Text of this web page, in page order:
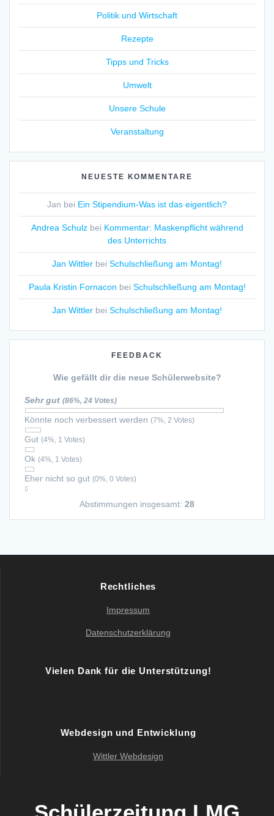
Politik und Wirtschaft
Rezepte
Tipps und Tricks
Umwelt
Unsere Schule
Veranstaltung
NEUESTE KOMMENTARE
Jan bei Ein Stipendium-Was ist das eigentlich?
Andrea Schulzbei Kommentar: Maskenpflicht während
des Unterrichts
Jan Wittler bei Schulschließung am Montag!
Paula Kristin Fornacon bei Schulschließung am Montag!
Jan Wittler bei Schulschließung am Montag!
FEEDBACK
Wie gefällt dir die neue Schülerwebsite?
Sehr gut (86%, 24 Votes)
Könnte noch verbessert werden (7%, 2 Votes)
Gut (4%, 1 Votes)
Ok (4%, 1 Votes)
Eher nicht so gut (0%, 0 Votes)
Abstimmungen insgesamt: 28
Rechtliches
Impressum
Datenschutzerklärung
Vielen Dank für die Unterstützung!
Webdesign und Entwicklung
Wittler Webdesign